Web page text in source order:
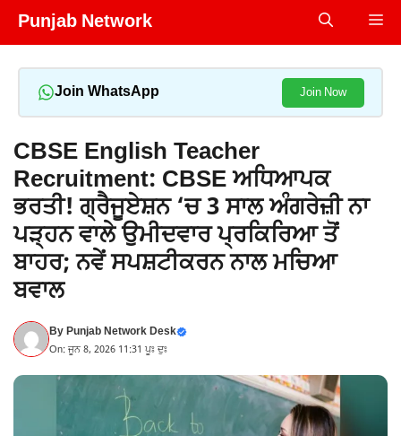
Skip
Punjab Network
Join WhatsApp Join Now
CBSE English Teacher
Recruitment: CBSE ਅਧਿਆਪਕ
ਭਰਤੀ! ਗ੍ਰੈਜੂਏਸ਼ਨ ‘ਚ 3 ਸਾਲ ਅੰਗਰੇਜ਼ੀ ਨਾ
ਪੜ੍ਹਨ ਵਾਲੇ ਉਮੀਦਵਾਰ ਪ੍ਰਕਿਰਿਆ ਤੋਂ
ਬਾਹਰ; ਨਵੇਂ ਸਪਸ਼ਟੀਕਰਨ ਨਾਲ ਮਚਿਆ
ਬਵਾਲ
ByPunjab Network Desk
On: ਜੂਨ 8, 2026 11:31 ਪੂਃ ਦੁਃ